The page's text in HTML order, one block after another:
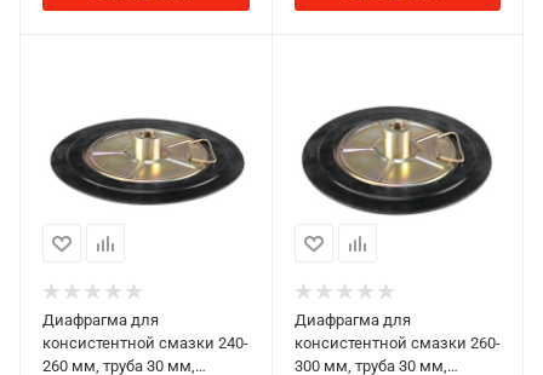
Диафрагма для
консистентной смазки 240-
260 мм, труба 30 мм,
Диафрагма для
консистентной смазки 260-
300 мм, труба 30 мм,